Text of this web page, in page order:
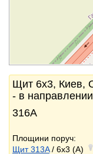
Щит 6x3, Киев,
- в
316А
Площини поруч:
Щит 313A/ 6x3 (A)